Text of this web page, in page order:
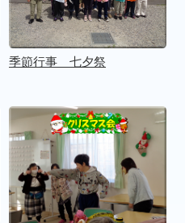
季節行事 七夕祭